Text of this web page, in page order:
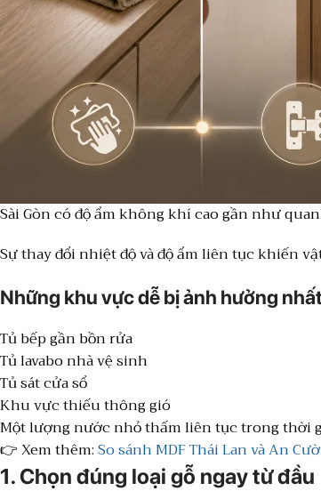
Sài Gòn có độ ẩm không khí cao gần như
Sự thay đổi nhiệt độ và độ ẩm liên tục khiến
Những khu vực dễ bị ảnh hưởng
Tủ bếp gần bồn rửa
Tủ lavabo nhà vệ sinh
Tủ sát cửa sổ
Khu vực thiếu thông gió
Một lượng nước nhỏ thấm liên tục trong thời
👉 Xem thêm:So sánh MDF Thái Lan và An
1. Chọn đúng loại gỗ ngay từ đầu